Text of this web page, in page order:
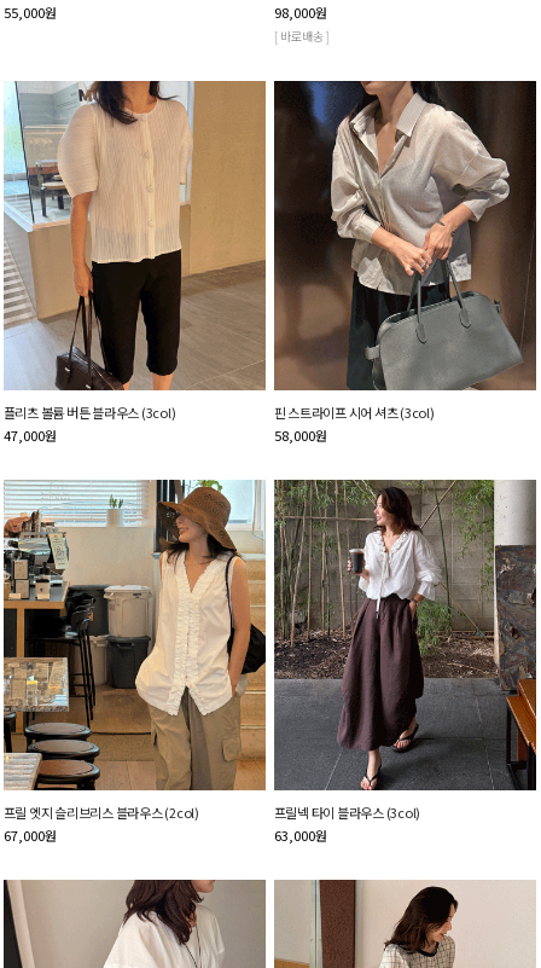
55,000원
98,000원
[ 바로배송 ]
플리츠 볼륨 버튼 블라우스 (3col)
47,000원
핀 스트라이프 시어 셔츠 (3col)
58,000원
프릴 엣지 슬리브리스 블라우스 (2col)
67,000원
프릴넥 타이 블라우스 (3col)
63,000원